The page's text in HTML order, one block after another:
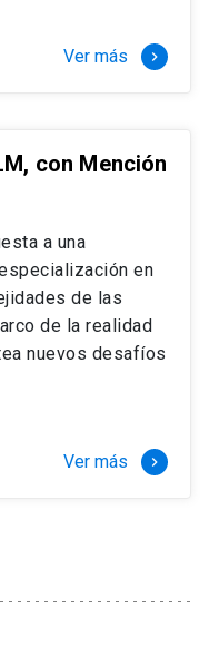
Ver más keyboard_arrow_right
con Mención
a una
en
de las
de la realidad
nuevos desafíos
Ver más keyboard_arrow_right